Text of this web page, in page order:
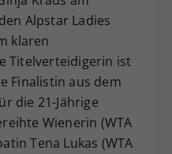
Alpstar Ladies
klaren
Titelverteidigerin ist
Finalistin aus dem
die 21-Jährige
Wienerin (WTA
Tena Lukas (WTA
Ihre Consent-
Unter anderem eine
ID, für die
Ihrer
Einstellungen, falls der
dies eingestellt